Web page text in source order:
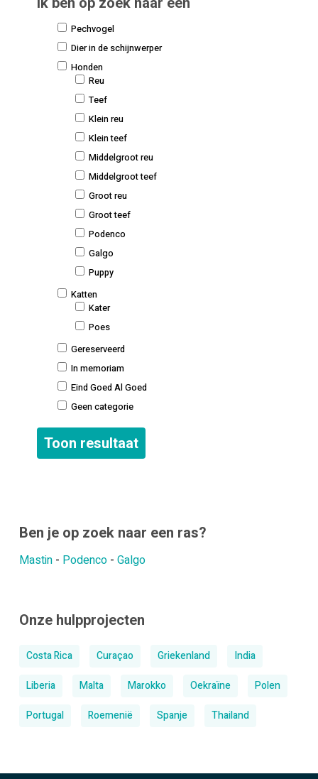
Pechvogel
Dier in de schijnwerper
Honden
Reu
Teef
Klein reu
Klein teef
Middelgroot reu
Middelgroot teef
Groot reu
Groot teef
Podenco
Galgo
Puppy
Katten
Kater
Poes
Gereserveerd
In memoriam
Eind Goed Al Goed
Geen categorie
Ben je op zoek naar een ras?
Mastin- Podenco- Galgo
Onze hulpprojecten
Costa Rica Curaçao Griekenland
India
Liberia
Malta Marokko Oekraïne
Polen
Portugal
Roemenië Spanje Thailand